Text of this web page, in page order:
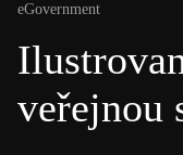
eGovernment
veřejnou